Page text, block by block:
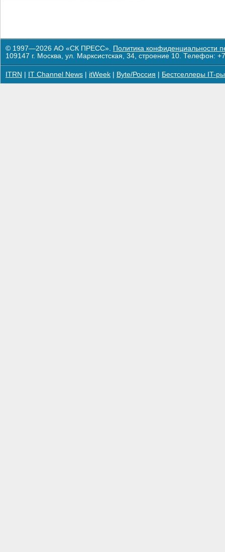
© 1997—2026 АО «СК ПРЕСС». Политика конфиденциальности
109147 г. Москва, ул. Марксистская, 34, строение 10. Телефон:
ITRN IT Channel News itWeek Byte/Россия Бестселлеры IT-